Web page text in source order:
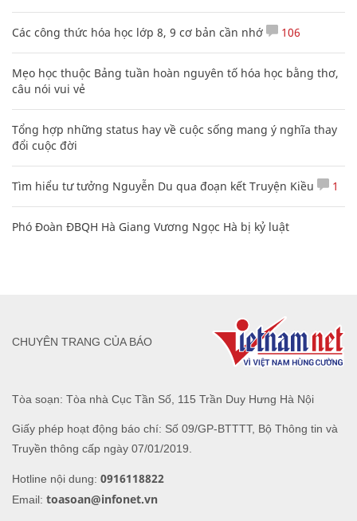
Các công thức hóa học lớp 8, 9 cơ bản cần nhớ 106
Mẹo học thuộc Bảng tuần hoàn nguyên tố hóa học bằng thơ,
câu nói vui vẻ
Tổng hợp những status hay về cuộc sống mang ý nghĩa thay
đổi cuộc đời
Tìm hiểu tư tưởng Nguyễn Du qua đoạn kết Truyện Kiều 1
Phó Đoàn ĐBQH Hà Giang Vương Ngọc Hà bị kỷ luật
Tòa soạn: Tòa nhà Cục Tần Số, 115 Trần Duy Hưng Hà Nội
Giấy phép hoạt động báo chí: Số 09/GP-BTTTT, Bộ Thông tin và
Truyền thông cấp ngày 07/01/2019.
Hotline nội dung: 0916118822
Email: toasoan@infonet.vn
CHUYÊN TRANG CỦA BÁO